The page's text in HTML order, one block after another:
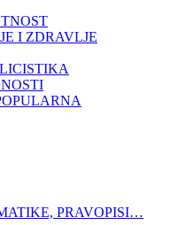
I ZDRAVLJE
PRAVOPISI…